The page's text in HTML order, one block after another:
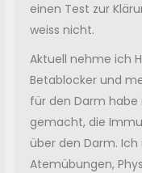
einen Test zur
weiss nicht.
Aktuell nehme ich
Betablocker und
für den Darm
gemacht, die
über den Darm.
Atemübungen,